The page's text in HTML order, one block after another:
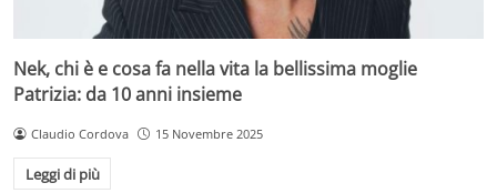
Nek, chi è e cosa fa nella vita la bellissima moglie
Patrizia: da 10 anni insieme
Claudio Cordova 15 Novembre 2025
Leggi di più